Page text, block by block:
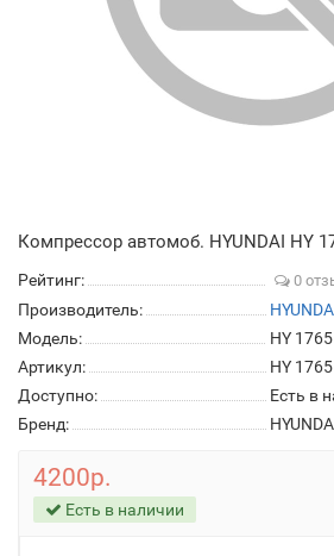
Компрессор автомоб. HYUNDAI HY
Рейтинг: 0
Производитель:
Модель:
HY 1765
Артикул:
HY 1765
Доступно:
Есть в
Бренд:
4200р.
Есть в наличии